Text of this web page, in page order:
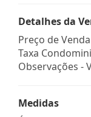
Detalhes da
Preço de
Taxa
Observações -
Medidas